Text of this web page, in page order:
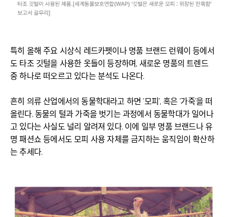
특히 올해 주요 시상식 레드카펫이나 명품 브랜드 런웨이 등에서
도 타조 깃털을 사용한 옷들이 등장하며, 새로운 명품의 트렌드
중 하나로 떠오르고 있다는 분석도 나온다.
흔히 의류 산업에서의 동물학대라고 하면 ‘모피’, 혹은 ‘가죽’을 떠
올린다. 동물의 털과 가죽을 벗기는 과정에서 동물학대가 일어나
고 있다는 사실도 널리 알려져 있다. 이에 일부 명품 브랜드나 유
명 패션쇼 등에서도 모피 사용 자체를 금지하는 움직임이 확산하
는 추세다.